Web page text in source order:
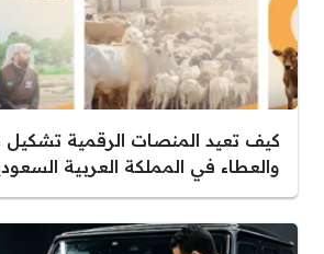
كيف تعيد المنصات الرقمية
والعطاء في المملكة العربية